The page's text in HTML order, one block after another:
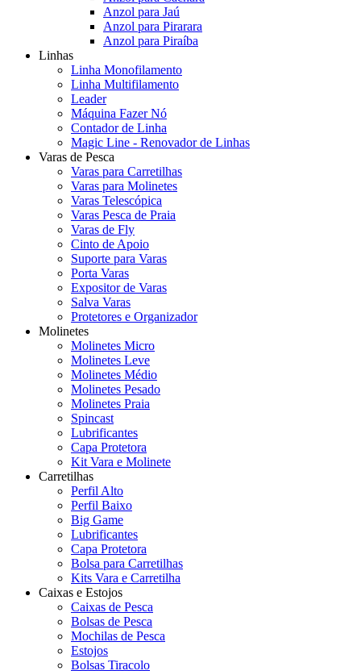
Anzol para Jaú
Anzol para Pirarara
Anzol para Piraíba
Linhas
Linha Monofilamento
Linha Multifilamento
Leader
Máquina Fazer Nó
Contador de Linha
Magic Line - Renovador de Linhas
Varas de Pesca
Varas para Carretilhas
Varas para Molinetes
Varas Telescópica
Varas Pesca de Praia
Varas de Fly
Cinto de Apoio
Suporte para Varas
Porta Varas
Expositor de Varas
Salva Varas
Protetores e Organizador
Molinetes
Molinetes Micro
Molinetes Leve
Molinetes Médio
Molinetes Pesado
Molinetes Praia
Spincast
Lubrificantes
Capa Protetora
Kit Vara e Molinete
Carretilhas
Perfil Alto
Perfil Baixo
Big Game
Lubrificantes
Capa Protetora
Bolsa para Carretilhas
Kits Vara e Carretilha
Caixas e Estojos
Caixas de Pesca
Bolsas de Pesca
Mochilas de Pesca
Estojos
Bolsas Tiracolo